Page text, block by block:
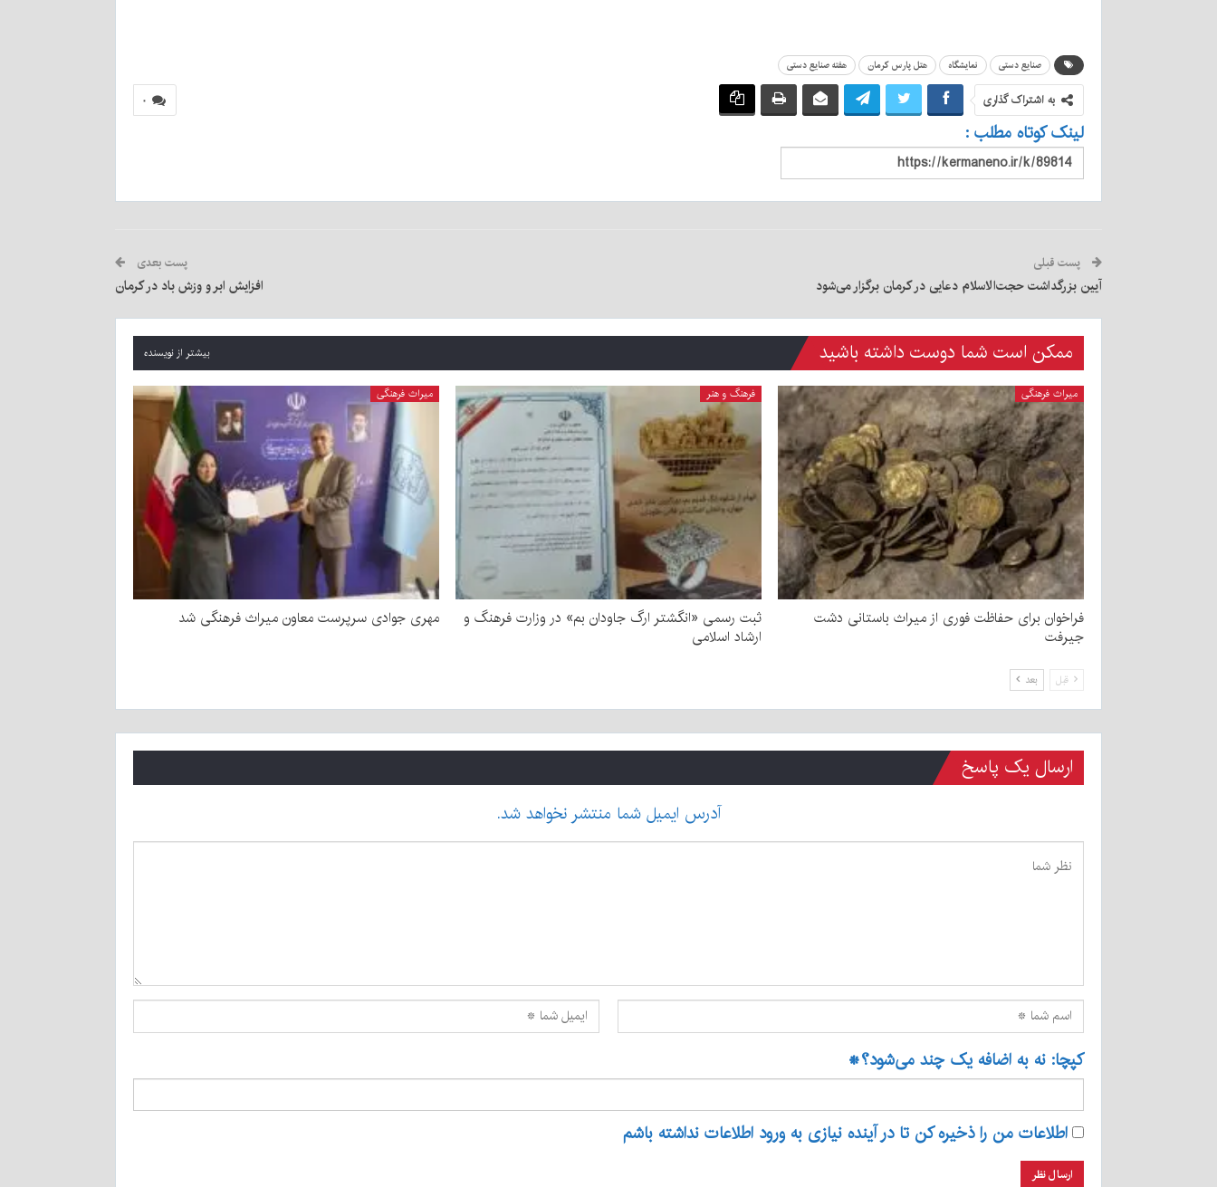
صنایع دستی نمایشگاه هتل پارس کرمان هفته صنایع دستی
۰ به اشتراک گذاری
لینک کوتاه مطلب :
پست قبلی
آیین بزرگداشت حجت‌الاسلام دعایی در کرمان برگزار می‌شود
پست بعدی
افزایش ابر و وزش باد در کرمان
ممکن است شما دوست داشته باشید بیشتر از نویسنده
میراث فرهنگی
فراخوان برای حفاظت فوری از میراث باستانی دشت
جیرفت
فرهنگ و هنر
ثبت رسمی «انگشتر ارگ جاودان بم» در وزارت فرهنگ و
ارشاد اسلامی
میراث فرهنگی
مهری جوادی سرپرست معاون میراث فرهنگی شد
قبل بعد
ارسال یک پاسخ
آدرس ایمیل شما منتشر نخواهد شد.
کپچا: نه به اضافه یک چند می‌شود؟*
اطلاعات من را ذخیره کن تا در آینده نیازی به ورود اطلاعات نداشته باشم